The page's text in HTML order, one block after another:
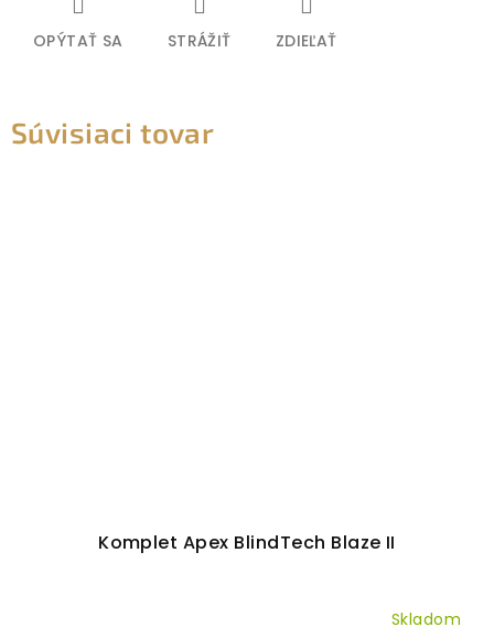
OPÝTAŤ SA STRÁŽIŤ ZDIEĽAŤ
Súvisiaci tovar
Komplet Apex BlindTech Blaze II
Skladom